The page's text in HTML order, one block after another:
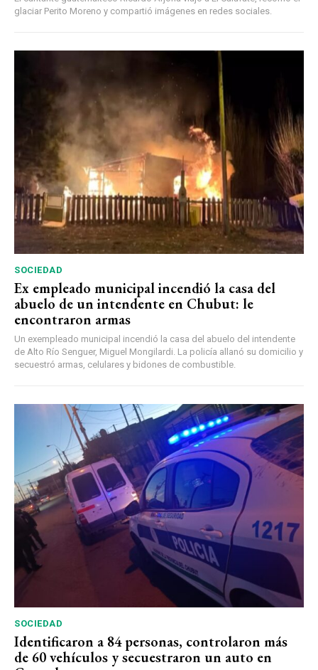
glaciar Perito Moreno y compartió imágenes en redes sociales.
SOCIEDAD
Ex empleado municipal incendió la casa del
abuelo de un intendente en Chubut: le
encontraron armas
Un exempleado municipal incendió la casa del abuelo del intendente
de Alto Río Senguer, Miguel Mongilardi. La policía allanó su domicilio y
secuestró armas, celulares y bidones de combustible.
SOCIEDAD
Identificaron a 84 personas, controlaron más
de 60 vehículos y secuestraron un auto en